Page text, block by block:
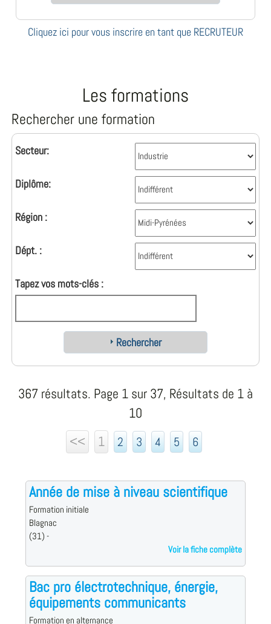
Cliquez ici pour vous inscrire en tant que RECRUTEUR
Les formations
Rechercher une formation
Secteur:
Diplôme:
Région :
Dépt. :
Tapez vos mots-clés :
Rechercher
367 résultats. Page 1 sur 37, Résultats de 1 à
10
<<
1 2 3 4 5 6
Année de mise à niveau scientifique
Formation initiale
Blagnac
(31) -
Voir la fiche complète
Bac pro électrotechnique, énergie,
équipements communicants
Formation en alternance